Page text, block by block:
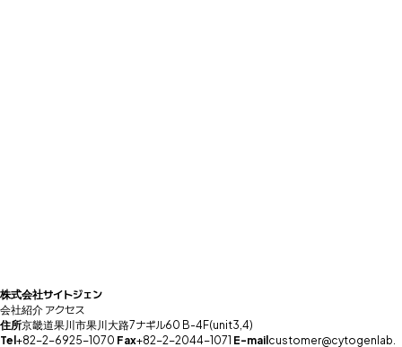
株式会社サイトジェン
会社紹介 アクセス
住所京畿道果川市果川大路7ナギル60 B-4F(unit3,4)
Tel +82-2-6925-1070 Fax+82-2-2044-1071 E-mail customer@cytogenlab.